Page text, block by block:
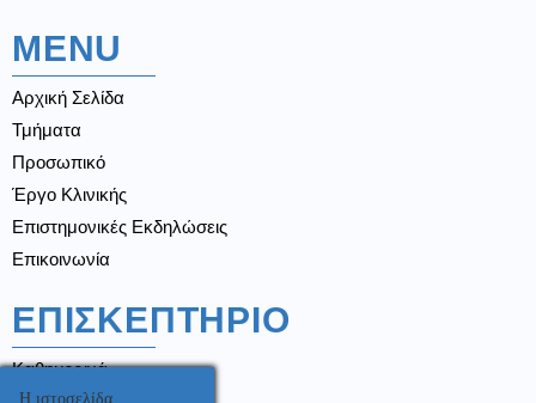
MENU
Αρχική Σελίδα
Τμήματα
Προσωπικό
Έργο Κλινικής
Επιστημονικές Εκδηλώσεις
Επικοινωνία
ΕΠΙΣΚΕΠΤΗΡΙΟ
Καθημερινά
16.00 - 18.00
Η ιστοσελίδα